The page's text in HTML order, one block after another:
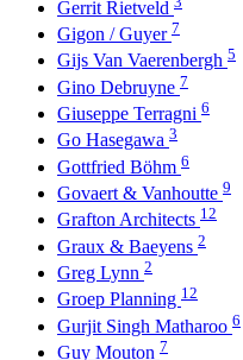
Gerrit Rietveld
Gigon / Guyer 7
Gijs Van Vaerenbergh 5
Gino Debruyne 7
Giuseppe Terragni 6
Go Hasegawa 3
Gottfried Böhm 6
Govaert & Vanhoutte 9
Grafton Architects 12
Graux & Baeyens 2
Greg Lynn 2
Groep Planning 12
Gurjit Singh Matharoo 6
Guy Mouton 7